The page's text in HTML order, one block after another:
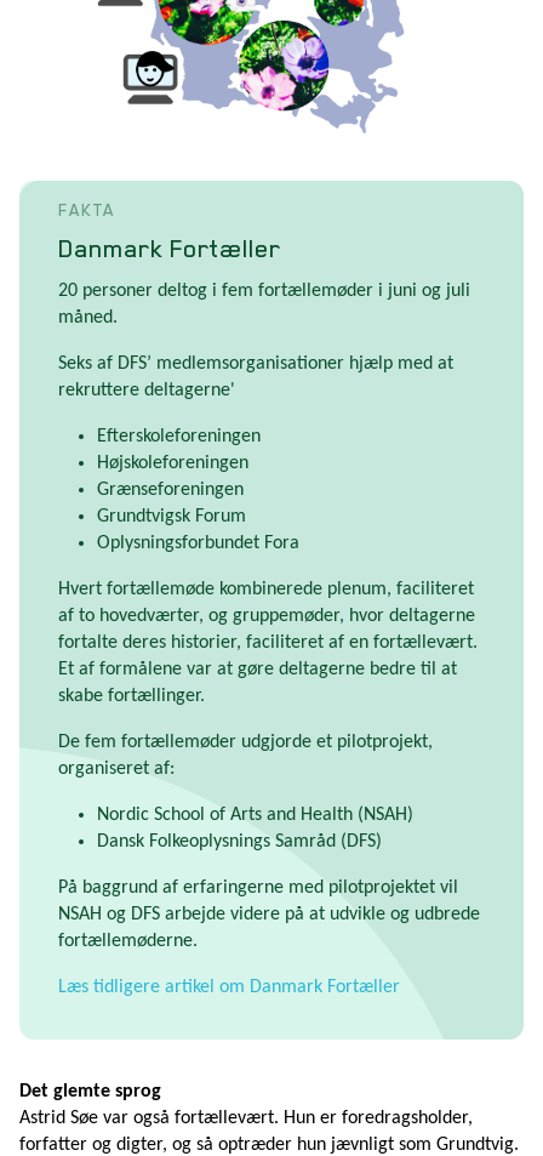
FAKTA
Danmark Fortæller
20 personer deltog i fem fortællemøder i juni og juli
måned.
Seks af DFS’ medlemsorganisationer hjælp med at
rekruttere deltagerne'
Efterskoleforeningen
Højskoleforeningen
Grænseforeningen
Grundtvigsk Forum
Oplysningsforbundet Fora
Hvert fortællemøde kombinerede plenum, faciliteret
af to hovedværter, og gruppemøder, hvor deltagerne
fortalte deres historier, faciliteret af en fortællevært.
Et af formålene var at gøre deltagerne bedre til at
skabe fortællinger.
De fem fortællemøder udgjorde et pilotprojekt,
organiseret af:
Nordic School of Arts and Health (NSAH)
Dansk Folkeoplysnings Samråd (DFS)
På baggrund af erfaringerne med pilotprojektet vil
NSAH og DFS arbejde videre på at udvikle og udbrede
fortællemøderne.
Læs tidligere artikel om Danmark Fortæller
Det glemte sprog
Astrid Søe var også fortællevært. Hun er foredragsholder,
forfatter og digter, og så optræder hun jævnligt som Grundtvig.